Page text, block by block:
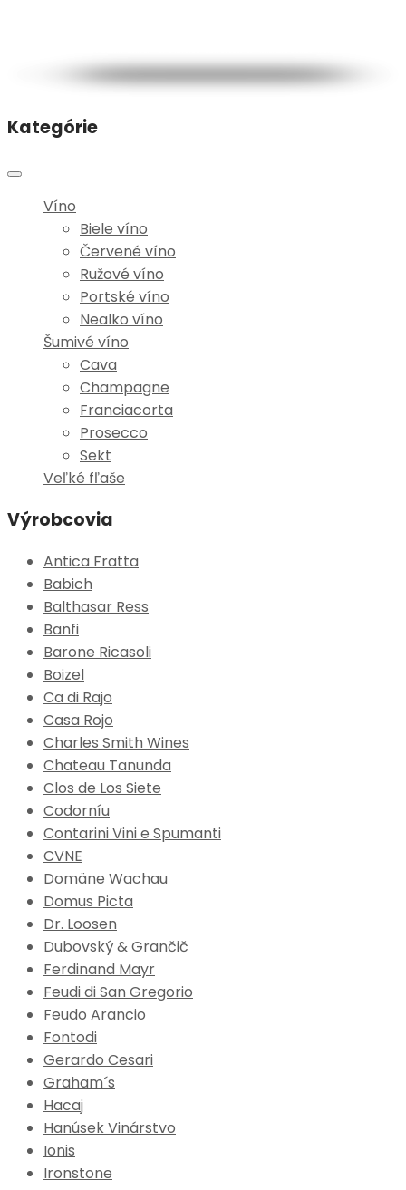
Kategórie
Víno
Biele víno
Červené víno
Ružové víno
Portské víno
Nealko víno
Šumivé víno
Cava
Champagne
Franciacorta
Prosecco
Sekt
Veľké fľaše
Výrobcovia
Antica Fratta
Babich
Balthasar Ress
Banfi
Barone Ricasoli
Boizel
Ca di Rajo
Casa Rojo
Charles Smith Wines
Chateau Tanunda
Clos de Los Siete
Codorníu
Contarini Vini e Spumanti
CVNE
Domäne Wachau
Domus Picta
Dr. Loosen
Dubovský & Grančič
Ferdinand Mayr
Feudi di San Gregorio
Feudo Arancio
Fontodi
Gerardo Cesari
Graham´s
Hacaj
Hanúsek Vinárstvo
Ionis
Ironstone